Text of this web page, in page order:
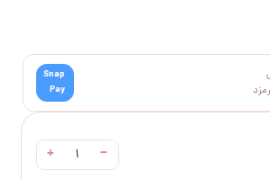
−
+
Snap
Pay